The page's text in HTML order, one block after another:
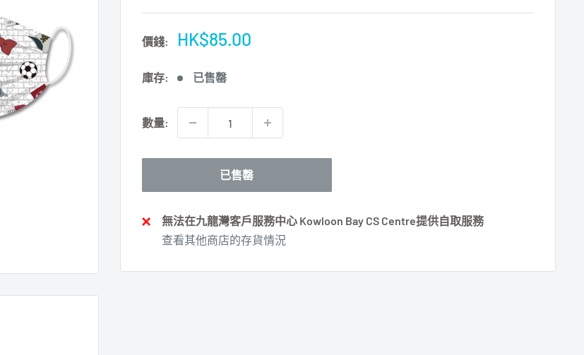
價錢:
特
HK$85.00
庫存: 已售罄
數量:
已售罄
無法在九龍灣客戶服務中心 Kowloon Bay CS Centre提供自取服務
查看其他商店的存貨情況